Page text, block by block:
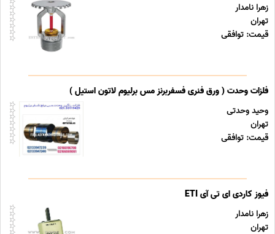
زهرا نامدار
تهران
قیمت: توافقی
فلزات وحدت ( ورق فنری فسفربرنز مس برلیوم لاتون استیل )
وحید وحدتی
تهران
قیمت: توافقی
فیوز کاردی ای تی آی ETI
زهرا نامدار
تهران